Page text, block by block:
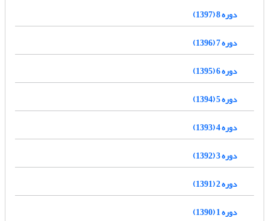
دوره 8 (1397)
دوره 7 (1396)
دوره 6 (1395)
دوره 5 (1394)
دوره 4 (1393)
دوره 3 (1392)
دوره 2 (1391)
دوره 1 (1390)